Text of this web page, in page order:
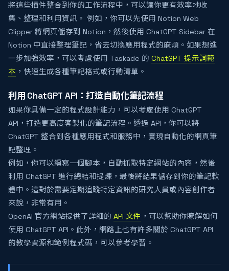
將這些插件整合到你的工作流程中，可以讓你更有效率地收
集、整理和利用資訊。 例如，你可以先使用 Notion Web
Clipper 將網頁儲存到 Notion，然後使用 ChatGPT Sidebar 在
Notion 中直接整理筆記，省去切換應用程式的麻煩。如果想進
一步加強效率，可以考慮使用 Taskade 的 ChatGPT 提示詞範
本 ，快速生成各種筆記格式或行動清單。
利用 ChatGPT API：打造自動化筆記流程
如果你具備一定的程式設計能力，可以考慮使用 ChatGPT
API，打造更高度客製化的筆記流程。透過 API，你可以將
ChatGPT 整合到各種應用程式和服務中，實現自動化的網頁筆
記整理。
例如，你可以編寫一個腳本，自動抓取特定網站的內容，然後
利用 ChatGPT 進行總結和提煉，最後將結果儲存到你的筆記軟
體中。這對於需要定期追蹤特定資訊的研究人員或內容創作者
來說，非常有用。
OpenAI 官方網站提供了詳細的 API 文件 ，可以幫助你瞭解如何
使用 ChatGPT API。此外，網路上也有許多關於 ChatGPT API
的教學資源和範例程式碼，可以參考學習。